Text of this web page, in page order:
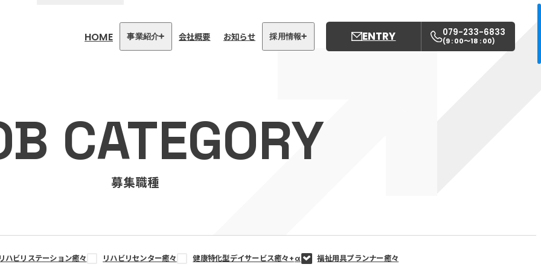
HOME 事業紹介
リハビリセンター癒々
健康特化型デイサービス癒々＋
α
福祉用具プランナー癒々
姫路中央保育園
会社概要 お知らせ 採用情報 ENTRY 079-233-6833
(9 : 00〜18 : 00)
CATEGORY
募集職種
ハビリステーション癒々 リハビリセンター癒々 健康特化型デイサービス癒々+α 福祉用具プランナー癒々